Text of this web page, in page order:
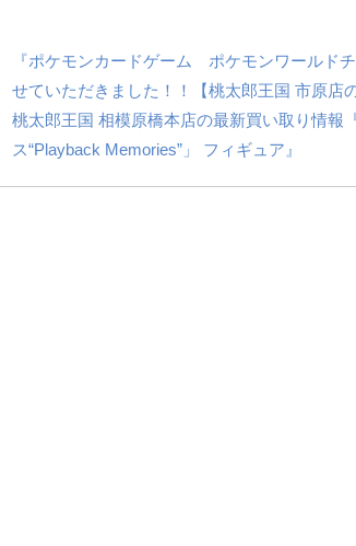
『ポケモンカードゲーム ポケモンワールド
せていただきました！！【桃太郎王国 市原店
桃太郎王国 相模原橋本店の最新買い取り情
ス“Playback Memories”」 フィギュア』